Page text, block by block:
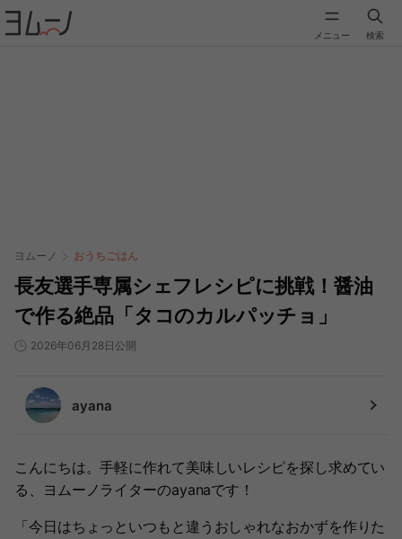
メニュー 検索
ヨムーノ おうちごはん
長友選手専属シェフレシピに挑戦！醤油
で作る絶品「タコのカルパッチョ」
2026年06月28日公開
ayana
こんにちは。手軽に作れて美味しいレシピを探し求めてい
る、ヨムーノライターのayanaです！
「今日はちょっといつもと違うおしゃれなおかずを作りた